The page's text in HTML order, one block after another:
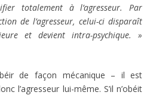
totalement à l’agresseur. Par
de l’agresseur, celui-ci disparaît
et devient intra-psychique. »
de façon mécanique – il est
l’agresseur lui-même. S’il n’obéit